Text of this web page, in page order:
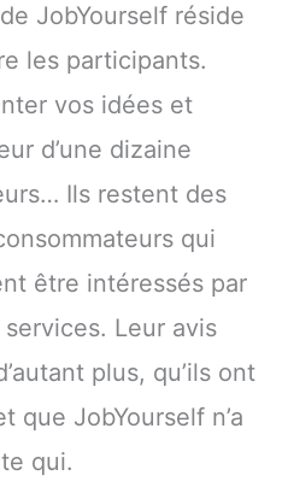
JobYourself réside
les participants.
vos idées et
d’une dizaine
Ils restent des
qui
être intéressés par
Leur avis
plus, qu’ils ont
que JobYourself n’a
qui.